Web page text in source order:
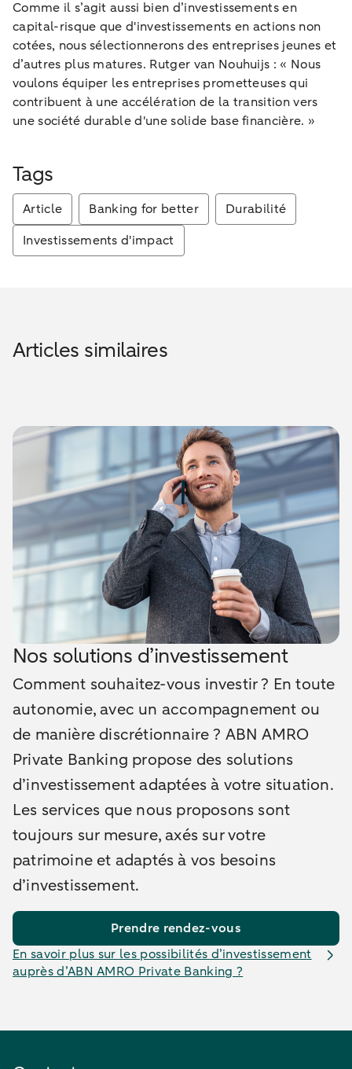
Comme il s’agit aussi bien d’investissements en
capital-risque que d'investissements en actions non
cotées, nous sélectionnerons des entreprises jeunes et
d’autres plus matures. Rutger van Nouhuijs : « Nous
voulons équiper les entreprises prometteuses qui
contribuent à une accélération de la transition vers
une société durable d'une solide base financière. »
Tags
Article Banking for better
Durabilité
Investissements d'impact
Articles similaires
Nos solutions d’investissement
Comment souhaitez-vous investir ? En toute
autonomie, avec un accompagnement ou
de manière discrétionnaire ? ABN AMRO
Private Banking propose des solutions
d’investissement adaptées à votre situation.
Les services que nous proposons sont
toujours sur mesure, axés sur votre
patrimoine et adaptés à vos besoins
d’investissement.
Prendre rendez-vous
En savoir plus sur les possibilités d’investissement
auprès d’ABN AMRO Private Banking ?